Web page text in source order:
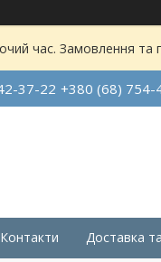
час. Замовлення
37-22 +380 (68) 754-
Контакти Доставка